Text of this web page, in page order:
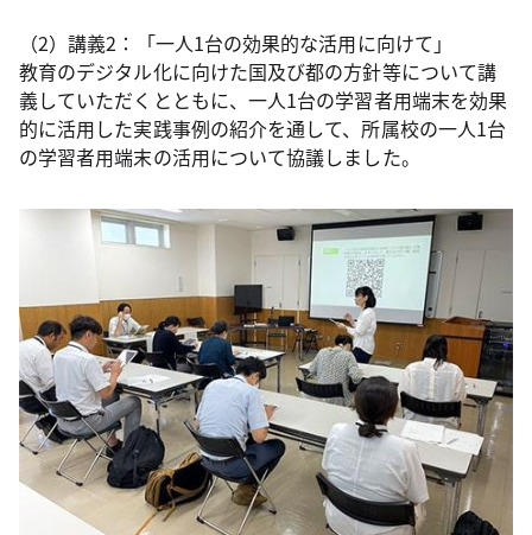
（2）講義2：「一人1台の効果的な活用に向けて」
教育のデジタル化に向けた国及び都の方針等について講
義していただくとともに、一人1台の学習者用端末を効果
的に活用した実践事例の紹介を通して、所属校の一人1台
の学習者用端末の活用について協議しました。